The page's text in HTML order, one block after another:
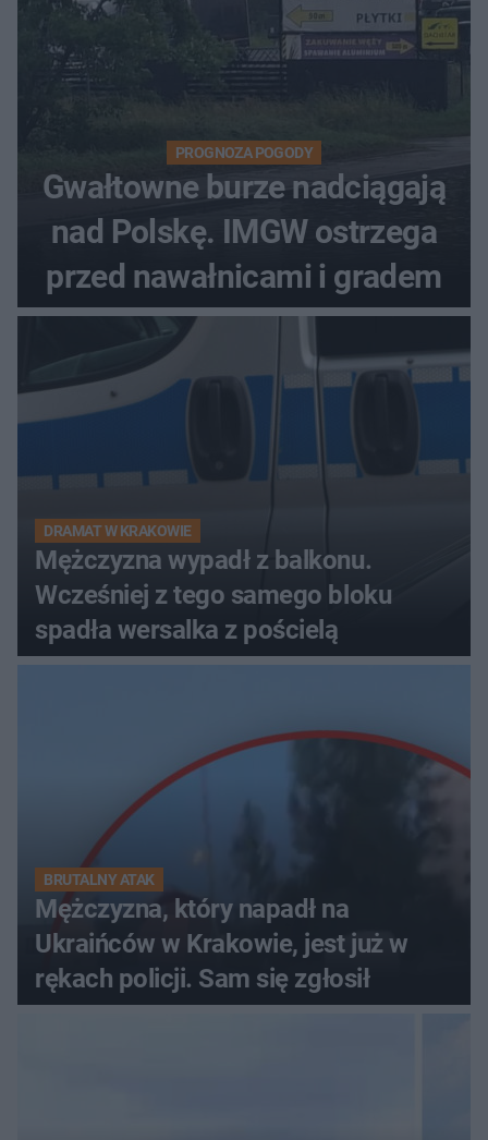
PROGNOZA POGODY
Gwałtowne burze nadciągają
nad Polskę. IMGW ostrzega
przed nawałnicami i gradem
DRAMAT W KRAKOWIE
Mężczyzna wypadł z balkonu.
Wcześniej z tego samego bloku
spadła wersalka z pościelą
BRUTALNY ATAK
Mężczyzna, który napadł na
Ukraińców w Krakowie, jest już w
rękach policji. Sam się zgłosił